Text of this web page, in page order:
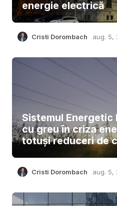
energie electrică
Cristi Dorombach aug. 5,
Sistemul Energetic
cu greu în criza
totuși reduceri de
Cristi Dorombach aug. 5,